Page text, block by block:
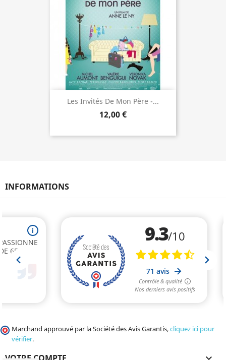
Les Invités De Mon Père -...
12,00 €
INFORMATIONS
Marchand approuvé par la Société des Avis Garantis,cliquez ici pour
vérifier.